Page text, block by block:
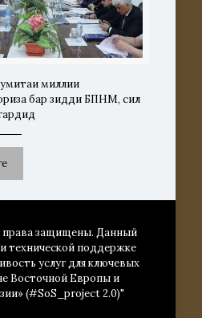
миллии
бар зидди БПНМ, сил
права защищены. Данный
технической поддержке
услуг для ключевых
Восточной Европы и
(#SoS_project 2.0)"